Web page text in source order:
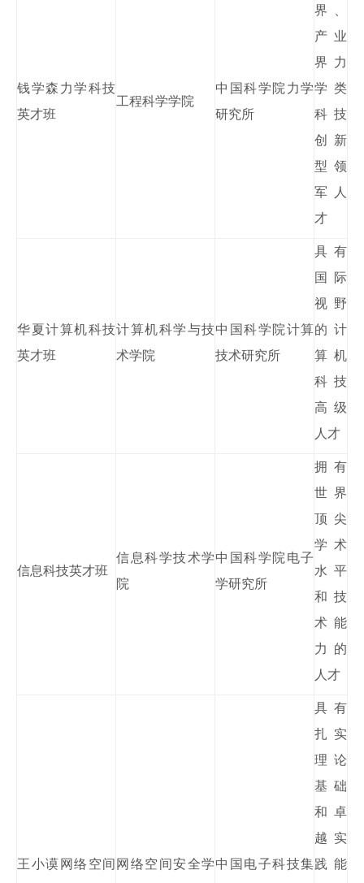
钱学森力学科技
英才班
工程科学学院
中国科学院力学
研究所
界、
产业
界力
学类
科技
创新
型领
军人
才
华夏计算机科技
英才班
计算机科学与技
术学院
中国科学院计算
技术研究所
具有
国际
视野
的计
算机
科技
高级
人才
信息科技英才班
信息科学技术学
院
中国科学院电子
学研究所
拥有
世界
顶尖
学术
水平
和技
术能
力的
人才
王小谟网络空间 网络空间安全学中国电子科技集
具有
扎实
理论
基础
和卓
越实
践能